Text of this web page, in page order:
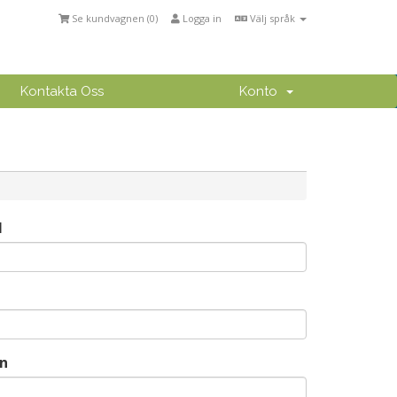
Välj språk
Logga in
Se kundvagnen (0)
Kontakta Oss Konto